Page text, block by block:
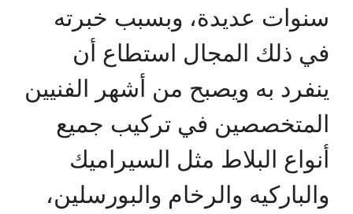
سنوات عديدة، وبسبب خبرته
في ذلك المجال استطاع أن
ينفرد به ويصبح من أشهر الفنيين
المتخصصين في تركيب جميع
أنواع البلاط مثل السيراميك
والباركيه والرخام والبورسلين،